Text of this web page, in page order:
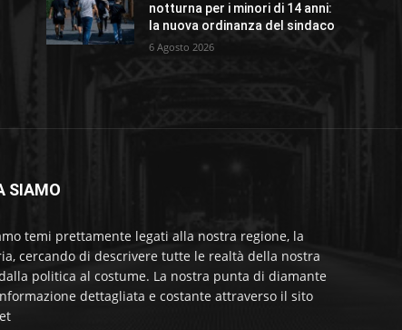
notturna per i minori di 14 anni:
la nuova ordinanza del sindaco
6 Agosto 2026
SIAMO
temi prettamente legati alla nostra regione, la
cercando di descrivere tutte le realtà della nostra
politica al costume. La nostra punta di diamante
dettagliata e costante attraverso il sito